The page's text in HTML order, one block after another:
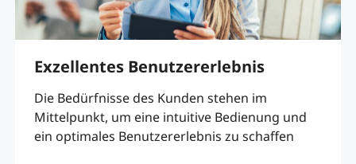
Exzellentes Benutzererlebnis
Die Bedürfnisse des Kunden stehen im
Mittelpunkt, um eine intuitive Bedienung und
ein optimales Benutzererlebnis zu schaffen